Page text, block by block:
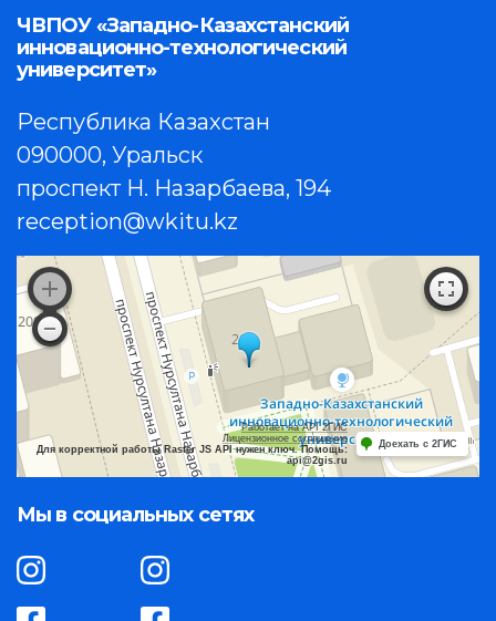
ЧВПОУ «Западно-Казахстанский
инновационно-технологический
университет»
Республика Казахстан
090000, Уральск
проспект Н. Назарбаева, 194
reception@wkitu.kz
Работает на API 2ГИС
Лицензионное соглашение
Для корректной работы Raster JS API нужен ключ. Помощь:
api@2gis.ru
Доехать с 2ГИС
Мы в социальных сетях